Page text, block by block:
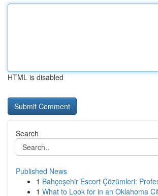
HTML is disabled
Search
Published News
1 Bahçeşehir Escort Çözümleri:
1 What to Look for in an Oklahoma